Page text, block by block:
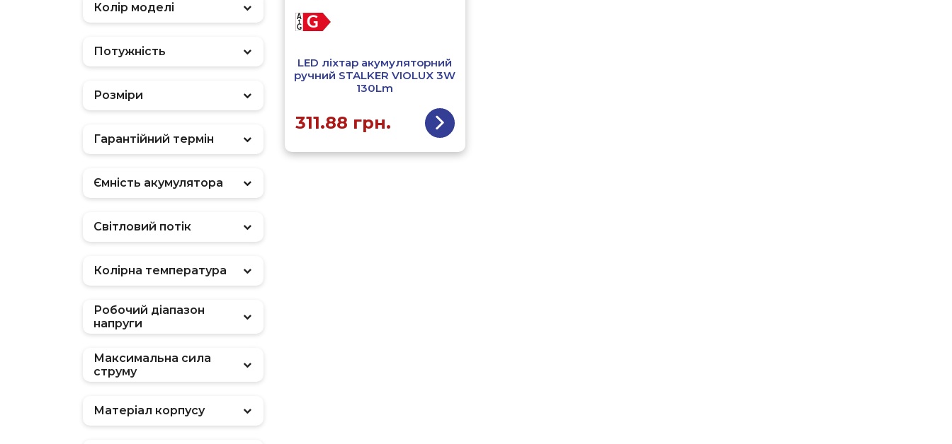
Колір моделі
Потужність
Розміри
Гарантійний термін
Ємність акумулятора
Світловий потік
Колірна температура
Робочий діапазон
напруги
Максимальна сила
струму
Матеріал корпусу
LED ліхтар акумуляторний
ручний STALKER VIOLUX 3W
130Lm
311.88 грн.